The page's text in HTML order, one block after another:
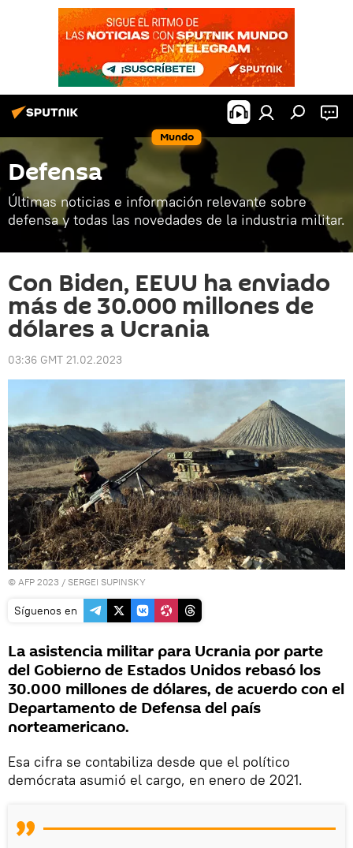
Mundo
Defensa
Últimas noticias e información relevante sobre
defensa y todas las novedades de la industria militar.
Con Biden, EEUU ha enviado
más de 30.000 millones de
dólares a Ucrania
03:36 GMT 21.02.2023
© AFP 2023 / SERGEI SUPINSKY
Síguenos en
La asistencia militar para Ucrania por parte
del Gobierno de Estados Unidos rebasó los
30.000 millones de dólares, de acuerdo con el
Departamento de Defensa del país
norteamericano.
Esa cifra se contabiliza desde que el político
demócrata asumió el cargo, en enero de 2021.